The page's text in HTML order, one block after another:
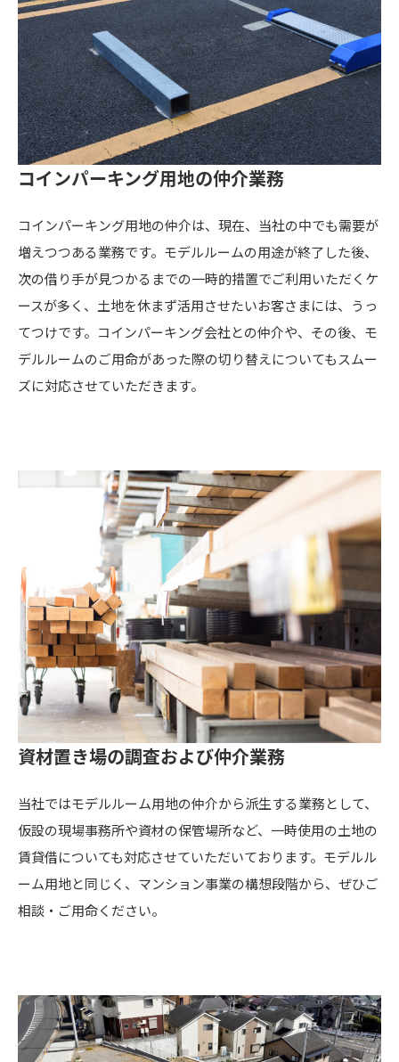
コインパーキング用地の仲介業務
コインパーキング用地の仲介は、現在、当社の中でも需要が
増えつつある業務です。モデルルームの用途が終了した後、
次の借り手が見つかるまでの一時的措置でご利用いただくケ
ースが多く、土地を休まず活用させたいお客さまには、うっ
てつけです。コインパーキング会社との仲介や、その後、モ
デルルームのご用命があった際の切り替えについてもスムー
ズに対応させていただきます。
資材置き場の調査および仲介業務
当社ではモデルルーム用地の仲介から派生する業務として、
仮設の現場事務所や資材の保管場所など、一時使用の土地の
賃貸借についても対応させていただいております。モデルル
ーム用地と同じく、マンション事業の構想段階から、ぜひご
相談・ご用命ください。